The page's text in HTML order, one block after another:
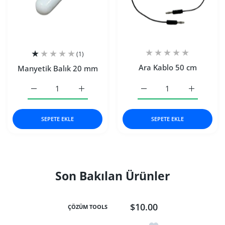
(1)
Manyetik Balık 20 mm
Manyetik Balık 20 mm Default Title için
Manyetik Balık 20 mm Default Title için adedi artırın
SEPETE EKLE
Ara Kablo 50 cm
Ara
Ara Kablo 50 cm
SEPETE EKLE
Son Bakılan Ürünler
ÇÖZÜM TOOLS $10.00